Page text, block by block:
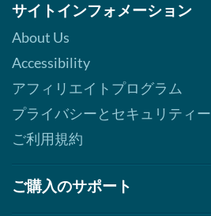
サイトインフォメーション
About Us
Accessibility
アフィリエイトプログラム
プライバシーとセキュリティー
ご利用規約
ご購入のサポート